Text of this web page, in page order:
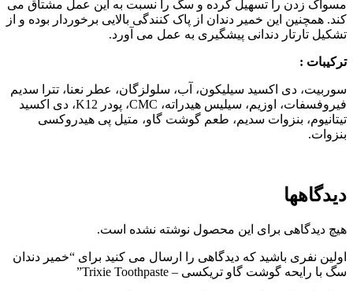
مسواک زدن را تسهیل کرده و سگ را نسبت به این عمل مشتاق می
کند. همچنین این خمیر دندان از پاک کنندگی بالایی برخوردار بوده و از
تشکیل تارتار دندانی پیشگیری به عمل می آورد.
ترکیبات :
سوربیت، دی اکسید سیلیکون، آب، سلولزگان، عطر نعنا، تترا سدیم
فیروفسفات، اوزیم
، سیلیس هیدراته، CMC، پودر K12، دی اکسید
تیتانیوم، بنزوات سدیم، طعم گوشت گاو، متیل پی هیدروکسی
بنزوات.
دیدگاهها
هیچ دیدگاهی برای این محصول نوشته نشده است.
اولین نفری باشید که دیدگاهی را ارسال می کنید برای “خمیر دندان
سگ با رایحه گوشت گاو تریکسی – Trixie Toothpaste”